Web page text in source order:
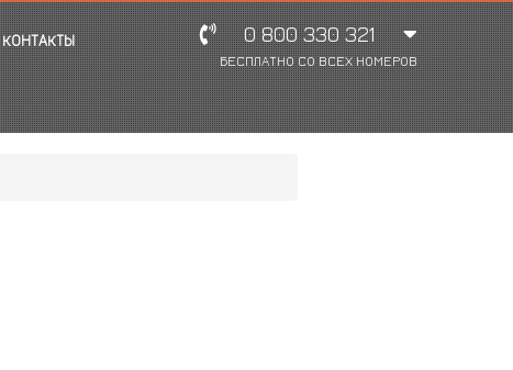
КОНТАКТЫ 0 800 330 321
БЕСПЛАТНО СО ВСЕХ НОМЕРОВ